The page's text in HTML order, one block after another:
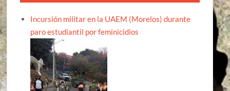
Incursión militar en la UAEM (Morelos) durante
paro estudiantil por feminicidios